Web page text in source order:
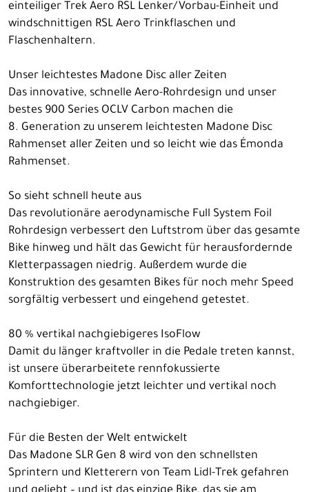
einteiliger Trek Aero RSL Lenker/Vorbau-Einheit und
windschnittigen RSL Aero Trinkflaschen und
Flaschenhaltern.
Unser leichtestes Madone Disc aller Zeiten
Das innovative, schnelle Aero-Rohrdesign und unser
bestes 900 Series OCLV Carbon machen die
8. Generation zu unserem leichtesten Madone Disc
Rahmenset aller Zeiten und so leicht wie das Émonda
Rahmenset.
So sieht schnell heute aus
Das revolutionäre aerodynamische Full System Foil
Rohrdesign verbessert den Luftstrom über das gesamte
Bike hinweg und hält das Gewicht für herausfordernde
Kletterpassagen niedrig. Außerdem wurde die
Konstruktion des gesamten Bikes für noch mehr Speed
sorgfältig verbessert und eingehend getestet.
80 % vertikal nachgiebigeres IsoFlow
Damit du länger kraftvoller in die Pedale treten kannst,
ist unsere überarbeitete rennfokussierte
Komforttechnologie jetzt leichter und vertikal noch
nachgiebiger.
Für die Besten der Welt entwickelt
Das Madone SLR Gen 8 wird von den schnellsten
Sprintern und Kletterern von Team Lidl-Trek gefahren